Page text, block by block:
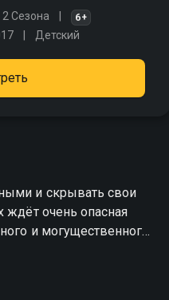
2 Сезона 6+
Детский
и скрывать свои
очень опасная
и могущественного
уже украл несколько